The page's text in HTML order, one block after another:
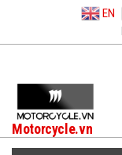
EN
Motorcycle.vn